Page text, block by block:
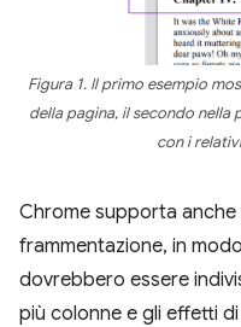
Figura 1. Il primo esempio
della pagina, il secondo nella
con i
Chrome supporta
frammentazione, in
dovrebbero essere
più colonne e gli effetti